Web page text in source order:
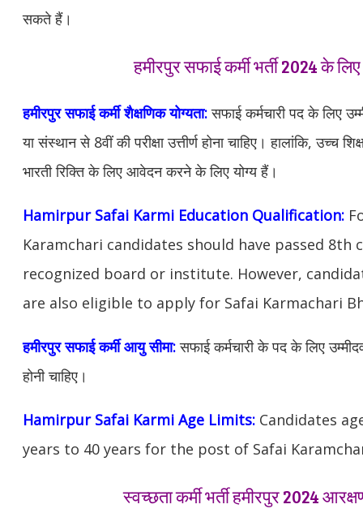
सकते हैं।
हमीरपुर सफाई कर्मी भर्ती 2024 के
हमीरपुरसफाई कर्मीशैक्षणिक योग्यता:सफाई कर्मचारी पद के लिए
या संस्थान से 8वीं की परीक्षा उत्तीर्ण होना चाहिए। हालांकि, उच्च
भारती रिक्ति के लिए आवेदन करने के लिए योग्य हैं।
Hamirpur Safai Karmi Education Qualification:
Karamchari candidates should have passed 8th
recognized board or institute. However,
are also eligible to apply for Safai Karmachari
हमीरपुरसफाई कर्मी आयु सीमा:सफाई कर्मचारी के पद के लिए
होनी चाहिए।
HamirpurSafai Karmi Age Limits: Candidates
years to 40 years for the post of Safai
स्वच्छता कर्मी भर्ती हमीरपुर 2024